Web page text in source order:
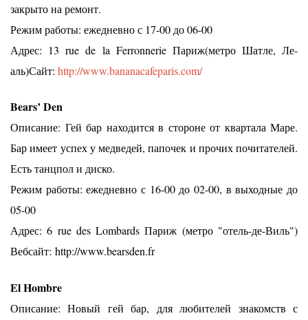
закрыто на ремонт.
Режим работы: ежедневно с 17-00 до 06-00
Адрес: 13 rue de la Ferronnerie Париж(метро Шатле, Ле-
аль)Сайт: http://www.bananacafeparis.com/
Bears’ Den
Описание: Гей бар находится в стороне от квартала Маре.
Бар имеет успех у медведей, папочек и прочих почитателей.
Есть танцпол и диско.
Режим работы: ежедневно с 16-00 до 02-00, в выходные до
05-00
Адрес: 6 rue des Lombards Париж (метро "отель-де-Виль")
Вебсайт: http://www.bearsden.fr
El Hombre
Описание: Новый гей бар, для любителей знакомств с